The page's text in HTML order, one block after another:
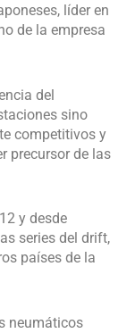
líder en
de la empresa
del
sino
competitivos y
precursor de las
y desde
series del drift,
países de la
neumáticos